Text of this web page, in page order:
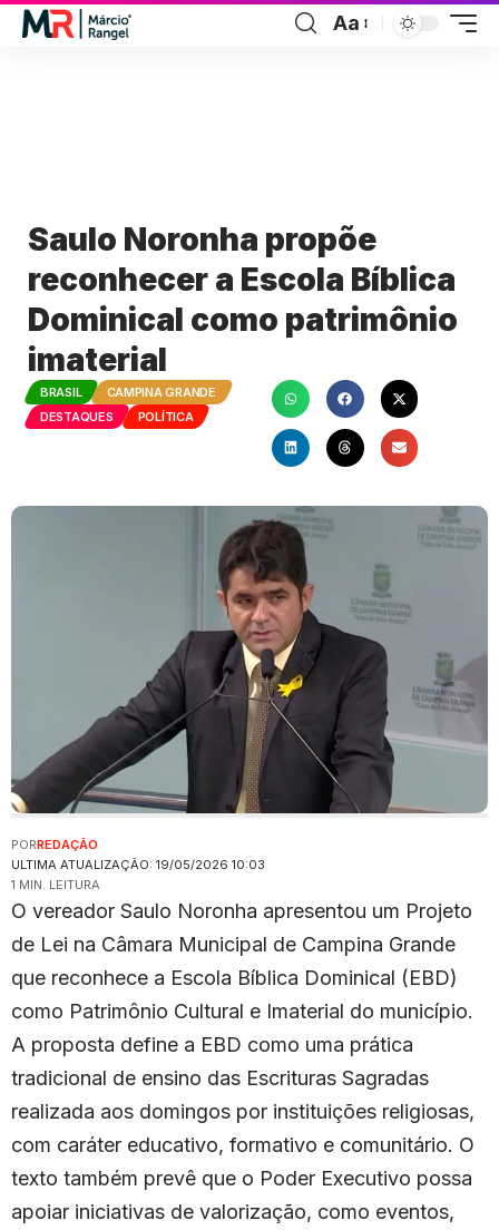
Aa
Saulo Noronha propõe
reconhecer a Escola Bíblica
Dominical como patrimônio
imaterial
BRASIL
CAMPINA GRANDE
DESTAQUES
POLÍTICA
ULTIMA ATUALIZAÇÃO: 19/05/2026 10:03
PORREDAÇÃO
1 MIN. LEITURA
O vereador Saulo Noronha apresentou um Projeto
de Lei na Câmara Municipal de Campina Grande
que reconhece a Escola Bíblica Dominical (EBD)
como Patrimônio Cultural e Imaterial do município.
A proposta define a EBD como uma prática
tradicional de ensino das Escrituras Sagradas
realizada aos domingos por instituições religiosas,
com caráter educativo, formativo e comunitário. O
texto também prevê que o Poder Executivo possa
apoiar iniciativas de valorização, como eventos,